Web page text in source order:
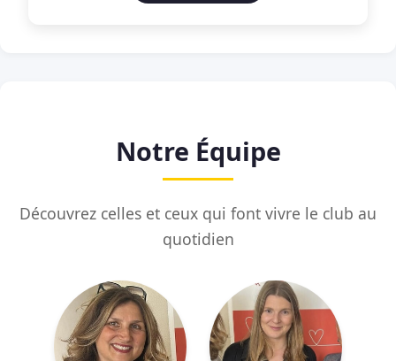
Notre Équipe
Découvrez celles et ceux qui font vivre le club au
quotidien